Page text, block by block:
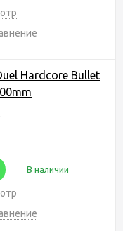
Hardcore Bullet
В наличии